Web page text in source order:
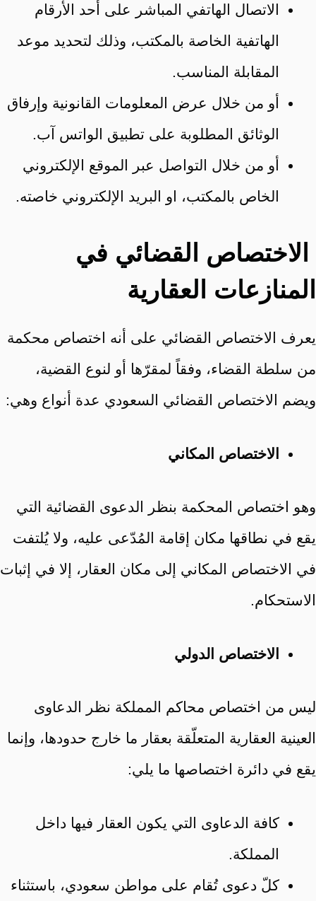
الاتصال الهاتفي المباشر على أحد الأرقام
الهاتفية الخاصة بالمكتب، وذلك لتحديد موعد
المقابلة المناسب.
أو من خلال عرض المعلومات القانونية وإرفاق
الوثائق المطلوبة على تطبيق الواتس آب.
أو من خلال التواصل عبر الموقع الإلكتروني
الخاص بالمكتب، او البريد الإلكتروني خاصته.
الاختصاص القضائي في
المنازعات العقارية
يعرف الاختصاص القضائي على أنه اختصاص محكمة
من سلطة القضاء، وفقاً لمقرّها أو لنوع القضية،
ويضم الاختصاص القضائي السعودي عدة أنواع وهي:
الاختصاص المكاني
وهو اختصاص المحكمة بنظر الدعوى القضائية التي
يقع في نطاقها مكان إقامة المُدّعى عليه، ولا يُلتفت
في الاختصاص المكاني إلى مكان العقار، إلا في إثبات
الاستحكام.
الاختصاص الدولي
ليس من اختصاص محاكم المملكة نظر الدعاوى
العينية العقارية المتعلّقة بعقار ما خارج حدودها، وإنما
يقع في دائرة اختصاصها ما يلي:
كافة الدعاوى التي يكون العقار فيها داخل
المملكة.
كلّ دعوى تُقام على مواطن سعودي، باستثناء